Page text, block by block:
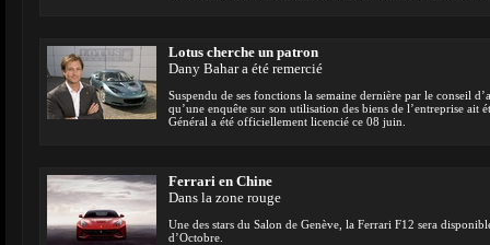
Lotus cherche un patron
Dany Bahar a été remercié
Suspendu de ses fonctions la semaine dernière par le conseil
qu’une enquête sur son utilisation des biens de l’entreprise ait
Général a été officiellement licencié ce 08 juin.
Ferrari en Chine
Dans la zone rouge
Une des stars du Salon de Genève, la Ferrari F12 sera
d’Octobre.